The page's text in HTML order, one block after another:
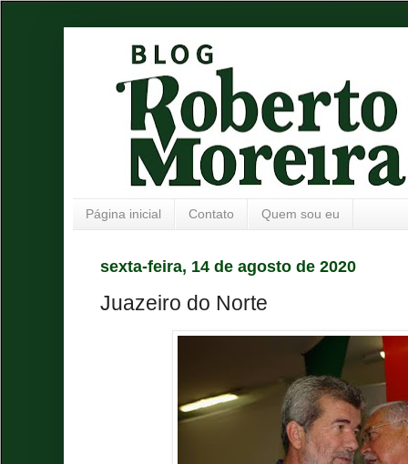
Página inicial Contato Quem sou eu
sexta-feira, 14 de agosto de 2020
Juazeiro do Norte